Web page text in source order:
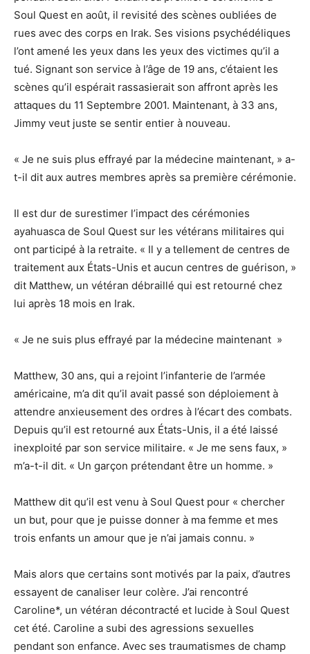
Soul Quest en août, il revisité des scènes oubliées de
rues avec des corps en Irak. Ses visions psychédéliques
l’ont amené les yeux dans les yeux des victimes qu’il a
tué. Signant son service à l’âge de 19 ans, c’étaient les
scènes qu’il espérait rassasierait son affront après les
attaques du 11 Septembre 2001. Maintenant, à 33 ans,
Jimmy veut juste se sentir entier à nouveau.
« Je ne suis plus effrayé par la médecine maintenant, » a-
t-il dit aux autres membres après sa première cérémonie.
Il est dur de surestimer l’impact des cérémonies
ayahuasca de Soul Quest sur les vétérans militaires qui
ont participé à la retraite. « Il y a tellement de centres de
traitement aux États-Unis et aucun centres de guérison, »
dit Matthew, un vétéran débraillé qui est retourné chez
lui après 18 mois en Irak.
« Je ne suis plus effrayé par la médecine maintenant »
Matthew, 30 ans, qui a rejoint l’infanterie de l’armée
américaine, m’a dit qu’il avait passé son déploiement à
attendre anxieusement des ordres à l’écart des combats.
Depuis qu’il est retourné aux États-Unis, il a été laissé
inexploité par son service militaire. « Je me sens faux, »
m’a-t-il dit. « Un garçon prétendant être un homme. »
Matthew dit qu’il est venu à Soul Quest pour « chercher
un but, pour que je puisse donner à ma femme et mes
trois enfants un amour que je n’ai jamais connu. »
Mais alors que certains sont motivés par la paix, d’autres
essayent de canaliser leur colère. J’ai rencontré
Caroline*, un vétéran décontracté et lucide à Soul Quest
cet été. Caroline a subi des agressions sexuelles
pendant son enfance. Avec ses traumatismes de champ